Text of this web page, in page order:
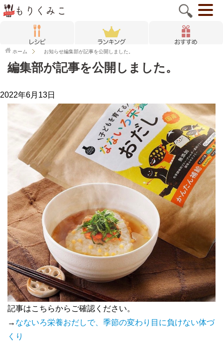
ホーム お知らせ編集部が記事を公開しました。
編集部が記事を公開しました。
2022年6月13日
記事はこちらからご確認ください。
→ なないろ栄養おだしで、季節の変わり目に負けない体づ
くり